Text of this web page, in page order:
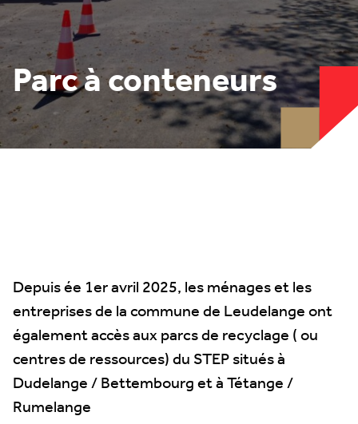
Parc à conteneurs
Depuis ée 1er avril 2025, les ménages et les
entreprises de la commune de Leudelange ont
également accès aux parcs de recyclage ( ou
centres de ressources) du STEP situés à
Dudelange / Bettembourg et à Tétange /
Rumelange